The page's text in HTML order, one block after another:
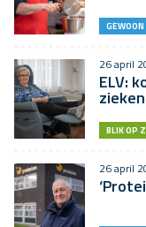
26 april
ELV:
BLIK OP
26 april